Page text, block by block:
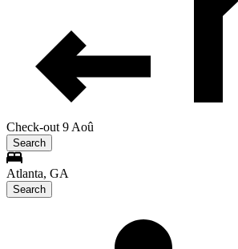
Check-out 9 Aoû
Search
Atlanta, GA
Search